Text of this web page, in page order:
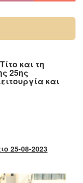
και τη
25ης
και
25-08-2023